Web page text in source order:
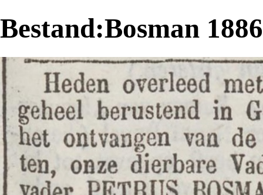
Bestand:Bosman